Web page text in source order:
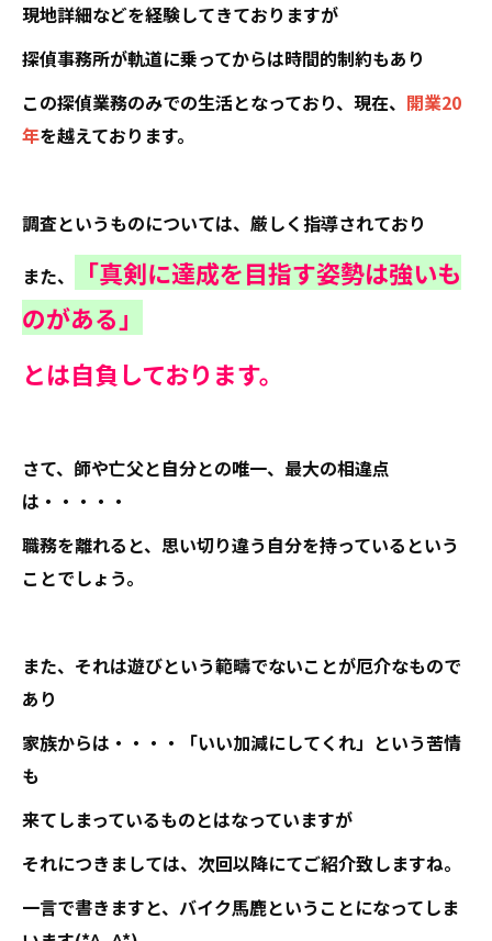
現地詳細などを経験してきておりますが
探偵事務所が軌道に乗ってからは時間的制約もあり
この探偵業務のみでの生活となっており、現在、 開業20
年を越えております。
調査というものについては、厳しく指導されており
また、
「真剣に達成を目指す姿勢は強いも
のがある」
とは自負しております。
さて、師や亡父と自分との唯一、最大の相違点
は・・・・・
職務を離れると、思い切り違う自分を持っているという
ことでしょう。
また、それは遊びという範疇でないことが厄介なもので
あり
家族からは・・・・「いい加減にしてくれ」という苦情
も
来てしまっているものとはなっていますが
それにつきましては、次回以降にてご紹介致しますね。
一言で書きますと、バイク馬鹿ということになってしま